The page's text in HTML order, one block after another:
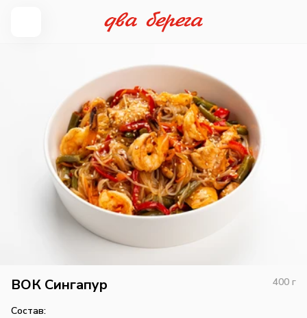
ВОК Сингапур 400 г
Состав: